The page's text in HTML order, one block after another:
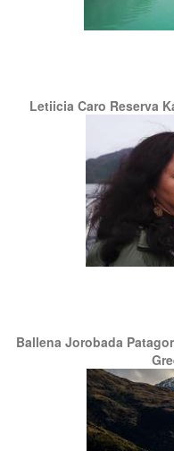
Letiicia Caro Reserva
Ballena Jorobada